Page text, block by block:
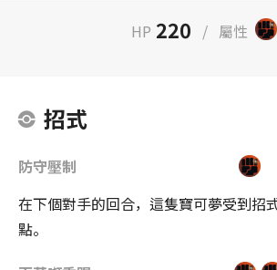
HP 220 / 屬性
招式
防守壓制
在下個對手的回合，這隻寶可夢受到招
點。